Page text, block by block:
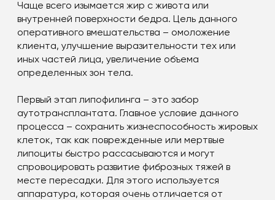
Чаще всего изымается жир с живота или
внутренней поверхности бедра. Цель данного
оперативного вмешательства – омоложение
клиента, улучшение выразительности тех или
иных частей лица, увеличение объема
определенных зон тела.
Первый этап липофилинга – это забор
аутотрансплантата. Главное условие данного
процесса – сохранить жизнеспособность жировых
клеток, так как поврежденные или мертвые
липоциты быстро рассасываются и могут
спровоцировать развитие фиброзных тяжей в
месте пересадки. Для этого используется
аппаратура, которая очень отличается от